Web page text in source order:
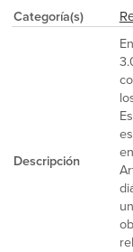
Categoría(s)
Descripción